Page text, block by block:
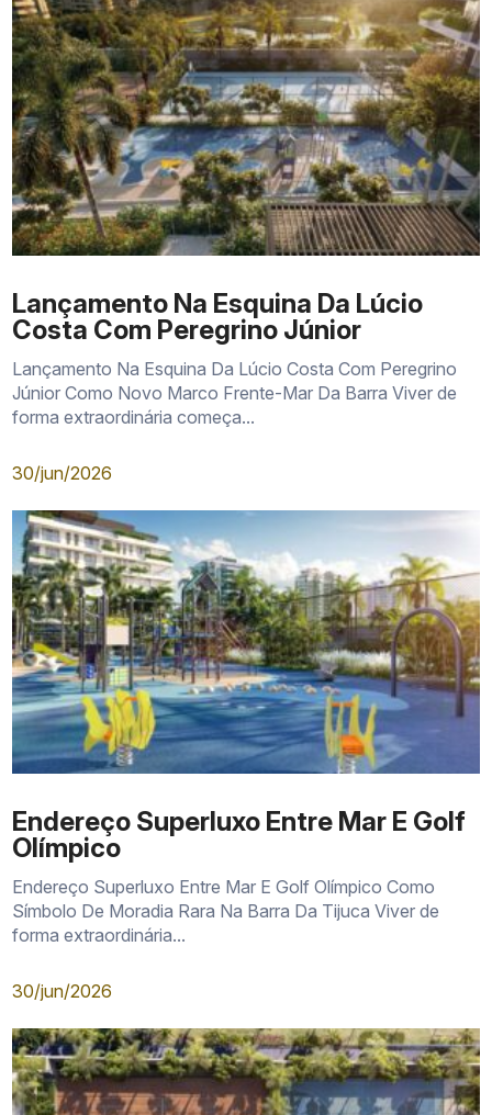
Lançamento Na Esquina Da Lúcio
Costa Com Peregrino Júnior
Lançamento Na Esquina Da Lúcio Costa Com Peregrino
Júnior Como Novo Marco Frente-Mar Da Barra Viver de
forma extraordinária começa...
30/jun/2026
Endereço Superluxo Entre Mar E Golf
Olímpico
Endereço Superluxo Entre Mar E Golf Olímpico Como
Símbolo De Moradia Rara Na Barra Da Tijuca Viver de
forma extraordinária...
30/jun/2026